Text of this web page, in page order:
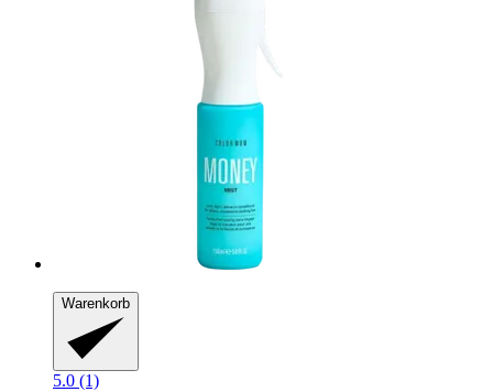
Warenkorb
5.0 (1)